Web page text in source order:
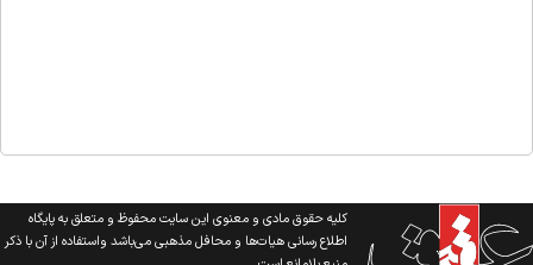
کلیه حقوق مادی و معنوی این سایت محفوظ و متعلق به پایگاه
اطلاع رسانی هیات‌ها و محافل مذهبی می‌باشد واستفاده از آن با ذکر